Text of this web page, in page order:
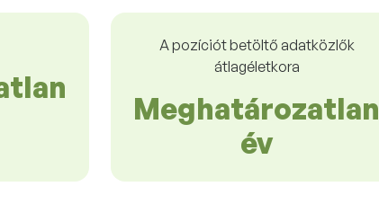
A pozíciót betöltő adatközlők
átlagéletkora
Meghatározatlan
év